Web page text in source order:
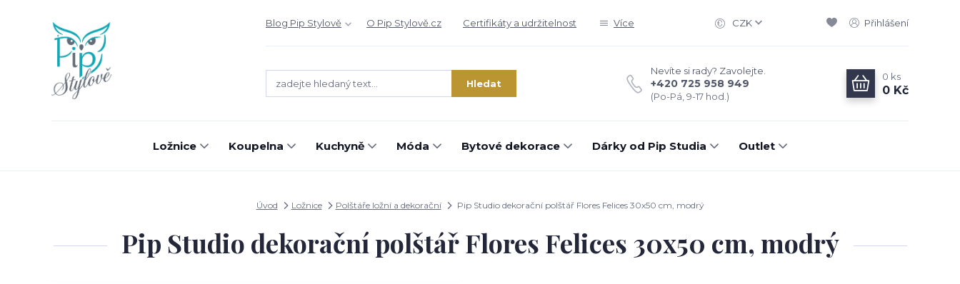
Blog Pip Stylově O Pip Stylově.cz Certifikáty a udržitelnost Více CZK Přihlášení
Hledat
Nevíte si rady? Zavolejte.
+420 725 958 949
(Po-Pá, 9-17 hod.)
0 ks
0 Kč
Ložnice Koupelna Kuchyně Móda Bytové dekorace Dárky od Pip Studia Outlet
Úvod Ložnice Polštáře ložní a dekorační Pip Studio dekorační polštář Flores Felices 30x50 cm, modrý
Pip Studio dekorační polštář Flores Felices 30x50 cm, modrý